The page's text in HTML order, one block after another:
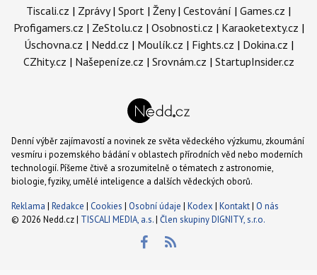
Tiscali.cz | Zprávy| Sport | Ženy| Cestování | Games.cz |
Profigamers.cz | ZeStolu.cz | Osobnosti.cz | Karaoketexty.cz |
Úschovna.cz | Nedd.cz | Moulík.cz | Fights.cz | Dokina.cz |
CZhity.cz | Našepeníze.cz | Srovnám.cz | StartupInsider.cz
Denní výběr zajímavostí a novinek ze světa vědeckého výzkumu, zkoumání
vesmíru i pozemského bádání v oblastech přírodních věd nebo moderních
technologií. Píšeme čtivě a srozumitelně o tématech z astronomie,
biologie, fyziky, umělé inteligence a dalších vědeckých oborů.
Reklama | Redakce | Cookies | Osobní údaje | Kodex | Kontakt| O nás
© 2026 Nedd.cz | TISCALI MEDIA, a.s.| Člen skupiny DIGNITY, s.r.o.